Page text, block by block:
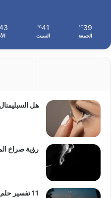
39
℃
الجمعة
41
℃
السبت
هل
رؤية صراخ
11 تفسير حلم قبر يحترق ويشعل بشدة في المنام؟